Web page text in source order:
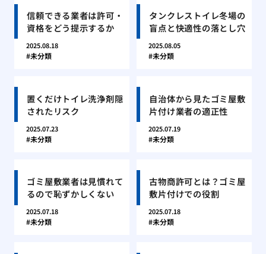
信頼できる業者は許可・
資格をどう提示するか
2025.08.18
未分類
タンクレストイレ冬場の
盲点と快適性の落とし穴
2025.08.05
未分類
置くだけトイレ洗浄剤隠
されたリスク
2025.07.23
未分類
自治体から見たゴミ屋敷
片付け業者の適正性
2025.07.19
未分類
ゴミ屋敷業者は見慣れて
るので恥ずかしくない
2025.07.18
未分類
古物商許可とは？ゴミ屋
敷片付けでの役割
2025.07.18
未分類